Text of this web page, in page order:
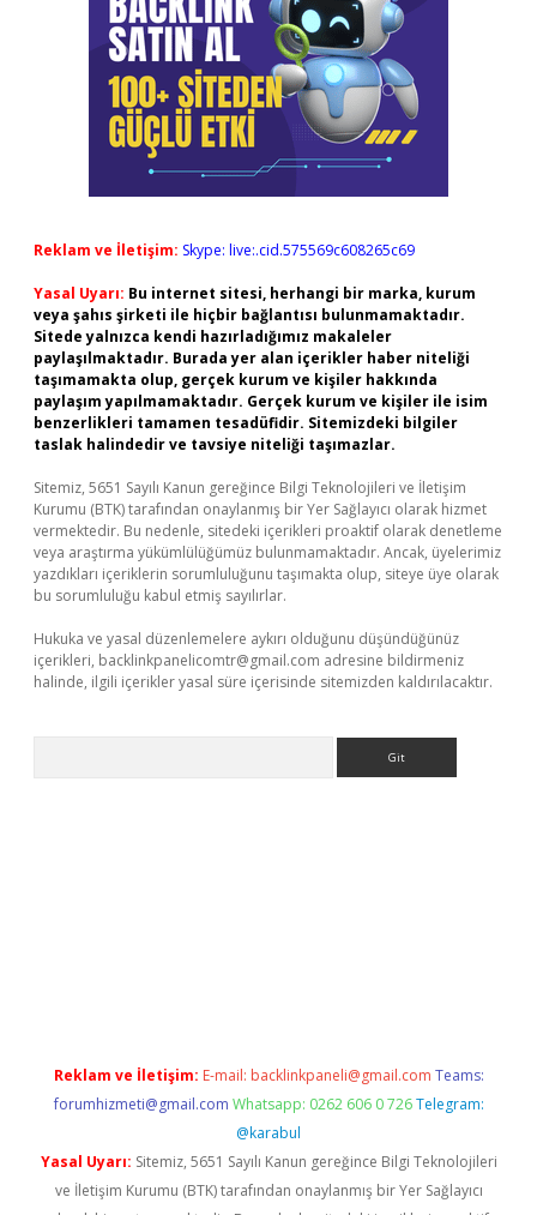
Reklam ve İletişim: Skype: live:.cid.575569c608265c69
Yasal Uyarı: Bu internet sitesi, herhangi bir marka, kurum
veya şahıs şirketi ile hiçbir bağlantısı bulunmamaktadır.
Sitede yalnızca kendi hazırladığımız makaleler
paylaşılmaktadır. Burada yer alan içerikler haber niteliği
taşımamakta olup, gerçek kurum ve kişiler hakkında
paylaşım yapılmamaktadır. Gerçek kurum ve kişiler ile isim
benzerlikleri tamamen tesadüfidir. Sitemizdeki bilgiler
taslak halindedir ve tavsiye niteliği taşımazlar.
Sitemiz, 5651 Sayılı Kanun gereğince Bilgi Teknolojileri ve İletişim
Kurumu (BTK) tarafından onaylanmış bir Yer Sağlayıcı olarak hizmet
vermektedir. Bu nedenle, sitedeki içerikleri proaktif olarak denetleme
veya araştırma yükümlülüğümüz bulunmamaktadır. Ancak, üyelerimiz
yazdıkları içeriklerin sorumluluğunu taşımakta olup, siteye üye olarak
bu sorumluluğu kabul etmiş sayılırlar.
Hukuka ve yasal düzenlemelere aykırı olduğunu düşündüğünüz
içerikleri, backlinkpanelicomtr@gmail.com adresine bildirmeniz
halinde, ilgili içerikler yasal süre içerisinde sitemizden kaldırılacaktır.
Reklam ve İletişim: E-mail: backlinkpaneli@gmail.com Teams:
forumhizmeti@gmail.com Whatsapp: 0262 606 0 726 Telegram:
@karabul
Yasal Uyarı: Sitemiz, 5651 Sayılı Kanun gereğince Bilgi Teknolojileri
ve İletişim Kurumu (BTK) tarafından onaylanmış bir Yer Sağlayıcı